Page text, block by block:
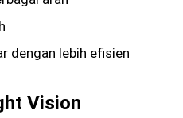
dengan lebih efisien
Vision